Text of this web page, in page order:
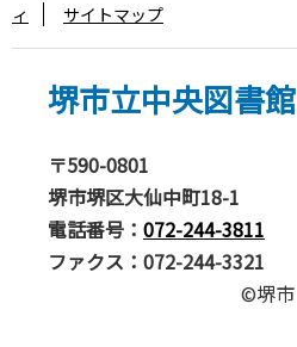
堺市立中央図書館
〒590-0801
堺市堺区大仙中町18-1
電話番号： 072-244-3811
ファクス：072-244-3321
ィ
サイトマップ
©堺市